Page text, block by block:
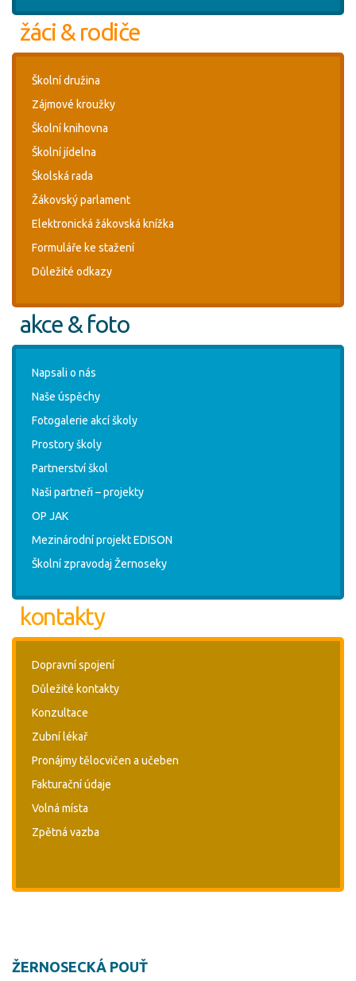
žáci & rodiče
Školní družina
Zájmové kroužky
Školní knihovna
Školní jídelna
Školská rada
Žákovský parlament
Elektronická žákovská knížka
Formuláře ke stažení
Důležité odkazy
akce & foto
Napsali o nás
Naše úspěchy
Fotogalerie akcí školy
Prostory školy
Partnerství škol
Naši partneři – projekty
OP JAK
Mezinárodní projekt EDISON
Školní zpravodaj Žernoseky
kontakty
Dopravní spojení
Důležité kontakty
Konzultace
Zubní lékař
Pronájmy tělocvičen a učeben
Fakturační údaje
Volná místa
Zpětná vazba
ŽERNOSECKÁ POUŤ